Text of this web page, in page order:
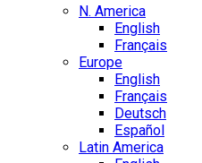
N. America
English
Français
Europe
English
Français
Deutsch
Español
Latin America